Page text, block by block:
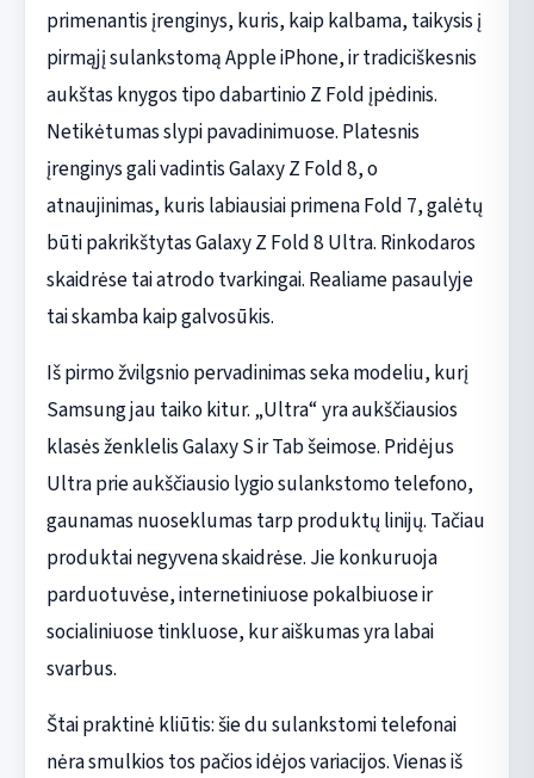
primenantis įrenginys, kuris, kaip kalbama, taikysis į
pirmąjį sulankstomą Apple iPhone, ir tradiciškesnis
aukštas knygos tipo dabartinio Z Fold įpėdinis.
Netikėtumas slypi pavadinimuose. Platesnis
įrenginys gali vadintis Galaxy Z Fold 8, o
atnaujinimas, kuris labiausiai primena Fold 7, galėtų
būti pakrikštytas Galaxy Z Fold 8 Ultra. Rinkodaros
skaidrėse tai atrodo tvarkingai. Realiame pasaulyje
tai skamba kaip galvosūkis.
Iš pirmo žvilgsnio pervadinimas seka modeliu, kurį
Samsung jau taiko kitur. „Ultra“ yra aukščiausios
klasės ženklelis Galaxy S ir Tab šeimose. Pridėjus
Ultra prie aukščiausio lygio sulankstomo telefono,
gaunamas nuoseklumas tarp produktų linijų. Tačiau
produktai negyvena skaidrėse. Jie konkuruoja
parduotuvėse, internetiniuose pokalbiuose ir
socialiniuose tinkluose, kur aiškumas yra labai
svarbus.
Štai praktinė kliūtis: šie du sulankstomi telefonai
nėra smulkios tos pačios idėjos variacijos. Vienas iš